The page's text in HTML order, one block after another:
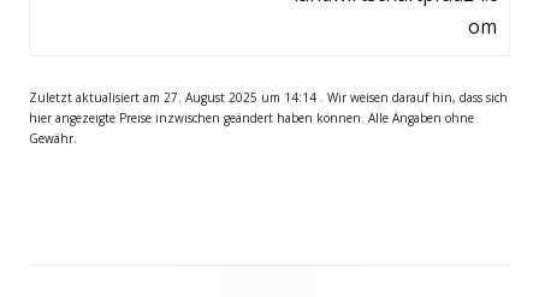
Fenster
om
Zuletzt aktualisiert am 27. August 2025 um 14:14 . Wir weisen darauf hin, dass sich
hier angezeigte Preise inzwischen geändert haben können. Alle Angaben ohne
Gewähr.